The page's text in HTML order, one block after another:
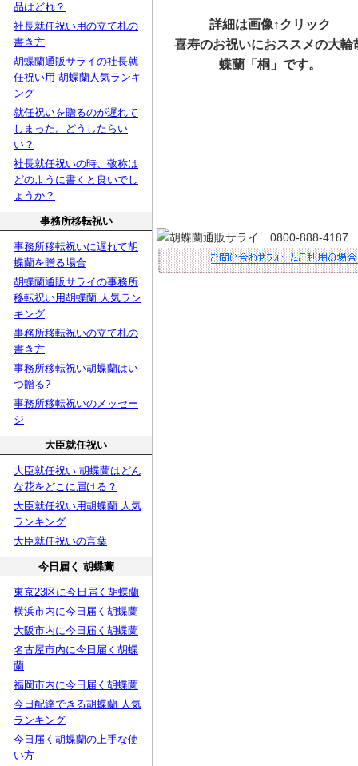
品はどれ？
社長就任祝い用の立て札の
書き方
胡蝶蘭通販サライの社長就
任祝い用 胡蝶蘭人気ランキ
ング
就任祝いを贈るのが遅れて
しまった。どうしたらい
い？
社長就任祝いの時、敬称は
どのように書くと良いでし
ょうか？
事務所移転祝い
事務所移転祝いに遅れて胡
蝶蘭を贈る場合
胡蝶蘭通販サライの事務所
移転祝い用胡蝶蘭 人気ラン
キング
事務所移転祝いの立て札の
書き方
事務所移転祝い胡蝶蘭はい
つ贈る?
事務所移転祝いのメッセー
ジ
大臣就任祝い
大臣就任祝い 胡蝶蘭はどん
な花をどこに届ける？
大臣就任祝い用胡蝶蘭 人気
ランキング
大臣就任祝いの言葉
今日届く 胡蝶蘭
東京23区に今日届く胡蝶蘭
横浜市内に今日届く胡蝶蘭
大阪市内に今日届く胡蝶蘭
名古屋市内に今日届く胡蝶
蘭
福岡市内に今日届く胡蝶蘭
今日配達できる胡蝶蘭 人気
ランキング
今日届く胡蝶蘭の上手な使
い方
詳細は画像↑クリック
喜寿のお祝いにおススメの大輪
蝶蘭「桐」です。